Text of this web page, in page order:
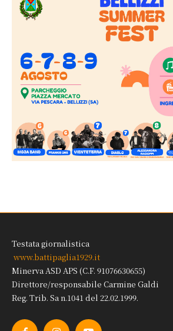
Testata giornalistica
www.battipaglia1929.it
Minerva ASD APS (C.F. 91076630655)
Direttore/responsabile Carmine Galdi
Reg. Trib. Sa n.1041 del 22.02.1999.